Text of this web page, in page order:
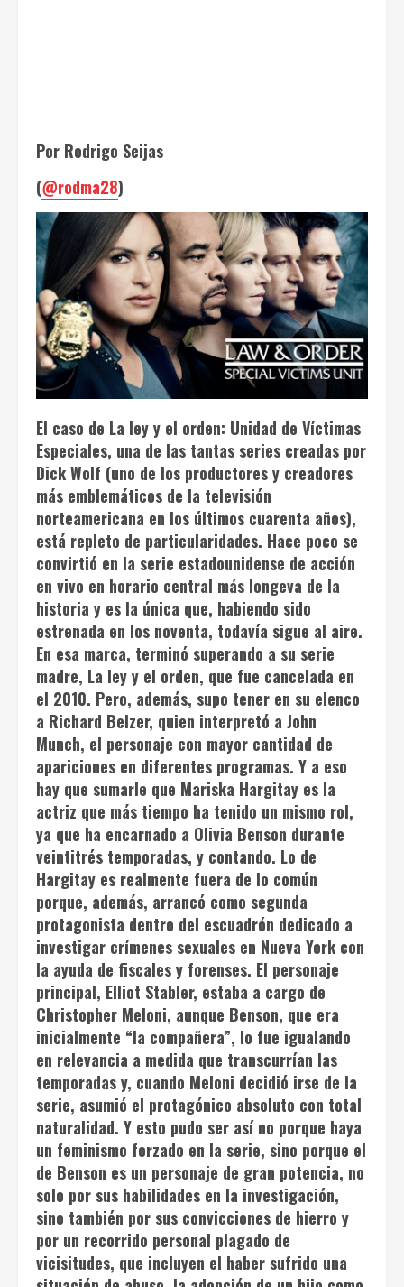
Por Rodrigo Seijas
(@rodma28)
El caso de La ley y el orden: Unidad de Víctimas
Especiales, una de las tantas series creadas por
Dick Wolf (uno de los productores y creadores
más emblemáticos de la televisión
norteamericana en los últimos cuarenta años),
está repleto de particularidades. Hace poco se
convirtió en la serie estadounidense de acción
en vivo en horario central más longeva de la
historia y es la única que, habiendo sido
estrenada en los noventa, todavía sigue al aire.
En esa marca, terminó superando a su serie
madre, La ley y el orden, que fue cancelada en
el 2010. Pero, además, supo tener en su elenco
a Richard Belzer, quien interpretó a John
Munch, el personaje con mayor cantidad de
apariciones en diferentes programas. Y a eso
hay que sumarle que Mariska Hargitay es la
actriz que más tiempo ha tenido un mismo rol,
ya que ha encarnado a Olivia Benson durante
veintitrés temporadas, y contando. Lo de
Hargitay es realmente fuera de lo común
porque, además, arrancó como segunda
protagonista dentro del escuadrón dedicado a
investigar crímenes sexuales en Nueva York con
la ayuda de fiscales y forenses. El personaje
principal, Elliot Stabler, estaba a cargo de
Christopher Meloni, aunque Benson, que era
inicialmente “la compañera”, lo fue igualando
en relevancia a medida que transcurrían las
temporadas y, cuando Meloni decidió irse de la
serie, asumió el protagónico absoluto con total
naturalidad. Y esto pudo ser así no porque haya
un feminismo forzado en la serie, sino porque el
de Benson es un personaje de gran potencia, no
solo por sus habilidades en la investigación,
sino también por sus convicciones de hierro y
por un recorrido personal plagado de
vicisitudes, que incluyen el haber sufrido una